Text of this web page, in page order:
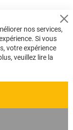
nos services,
Si vous
votre expérience
veuillez lire la